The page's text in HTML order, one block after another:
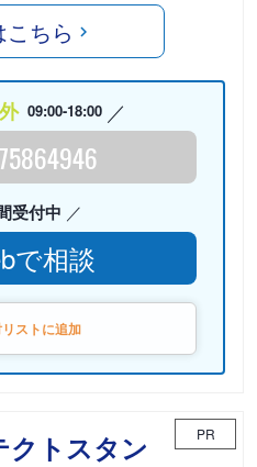
ちら
09:00-18:00
受付中
で相談
ストに追加
クトスタン
PR